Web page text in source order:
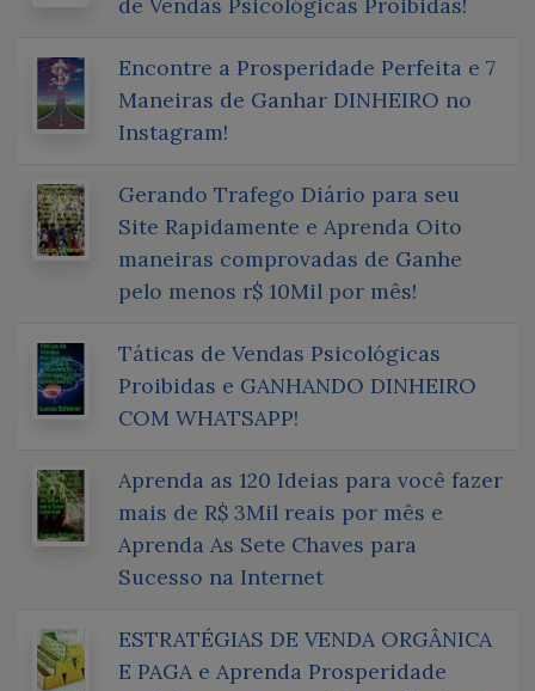
Encontre a Prosperidade Perfeita e 7
Maneiras de Ganhar DINHEIRO no
Instagram!
Gerando Trafego Diário para seu
Site Rapidamente e Aprenda Oito
maneiras comprovadas de Ganhe
pelo menos r$ 10Mil por mês!
Táticas de Vendas Psicológicas
Proibidas e GANHANDO DINHEIRO
COM WHATSAPP!
Aprenda as 120 Ideias para você fazer
mais de R$ 3Mil reais por mês e
Aprenda As Sete Chaves para
Sucesso na Internet
ESTRATÉGIAS DE VENDA ORGÂNICA
E PAGA e Aprenda Prosperidade